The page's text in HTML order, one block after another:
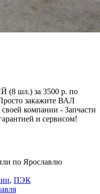
шл.) за 3500 р. по
закажите ВАЛ
компании - Запчасти
и сервисом!
по Ярославлю
, ПЭК